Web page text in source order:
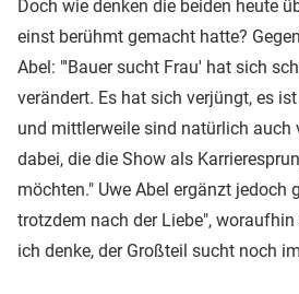
Doch wie denken die beiden heute
einst berühmt gemacht hatte?
Abel: "'Bauer sucht Frau' hat sich
verändert. Es hat sich verjüngt, es
und mittlerweile sind natürlich auch
dabei, die die Show als
möchten." Uwe Abel ergänzt jedoch
trotzdem nach der Liebe",
ich denke, der Großteil sucht noch